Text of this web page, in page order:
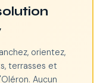
orientez,
terrasses et
Aucun